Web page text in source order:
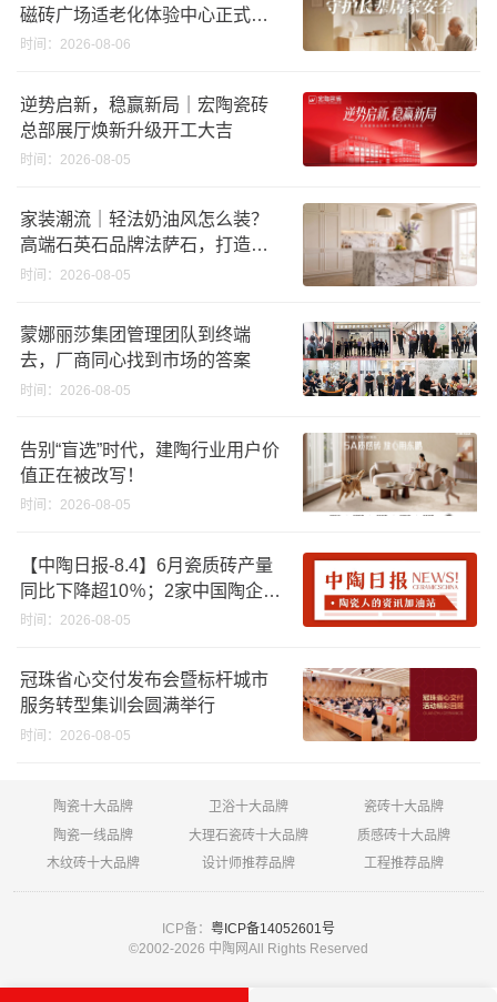
磁砖广场适老化体验中心正式亮
相
时间：2026-08-06
逆势启新，稳赢新局｜宏陶瓷砖
总部展厅焕新升级开工大吉
时间：2026-08-05
家装潮流｜轻法奶油风怎么装？
高端石英石品牌法萨石，打造质
感橱柜台面
时间：2026-08-05
蒙娜丽莎集团管理团队到终端
去，厂商同心找到市场的答案
时间：2026-08-05
告别“盲选”时代，建陶行业用户价
值正在被改写！
时间：2026-08-05
【中陶日报-8.4】6月瓷质砖产量
同比下降超10％；2家中国陶企亮
相马来西亚ARCHIDEX 2026石材
份；方向集团出海
时间：2026-08-05
冠珠省心交付发布会暨标杆城市
服务转型集训会圆满举行
时间：2026-08-05
陶瓷十大品牌 卫浴十大品牌
瓷砖十大品牌
陶瓷一线品牌
大理石瓷砖十大品牌
质感砖十大品牌
木纹砖十大品牌
设计师推荐品牌 工程推荐品牌
ICP备： 粤ICP备14052601号
©2002-2026 中陶网All Rights Reserved